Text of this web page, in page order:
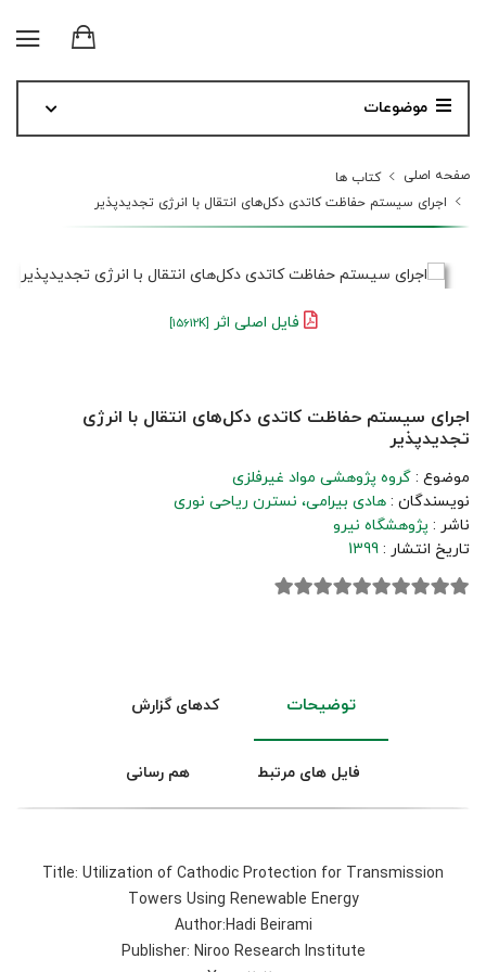
موضوعات
صفحه اصلی
کتاب ها
اجرای سیستم حفاظت کاتدی دکل‌های انتقال با انرژی تجدیدپذیر
فایل اصلی اثر [15612K]
اجرای سیستم حفاظت کاتدی دکل‌های انتقال با انرژی
تجدیدپذیر
موضوع : گروه پژوهشی مواد غیرفلزی
نویسندگان : هادی بیرامی نسترن ریاحی نوری
ناشر : پژوهشگاه نیرو
تاریخ انتشار : 1399
توضیحات کدهای گزارش
فایل های مرتبط هم رسانی
Title: Utilization of Cathodic Protection for Transmission
Towers Using Renewable Energy
Author:Hadi Beirami
Publisher: Niroo Research Institute